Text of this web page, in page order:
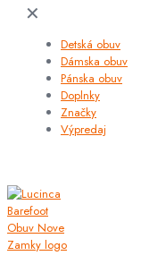
✕
Detská obuv
Dámska obuv
Pánska obuv
Doplnky
Značky
Výpredaj